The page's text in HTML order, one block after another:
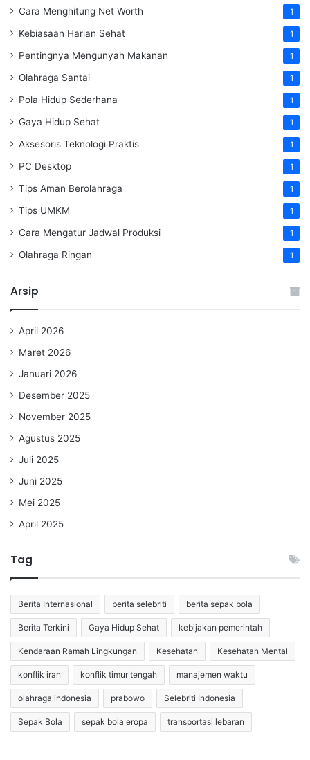
Cara Menghitung Net Worth 1
Kebiasaan Harian Sehat 1
Pentingnya Mengunyah Makanan 1
Olahraga Santai 1
Pola Hidup Sederhana 1
Gaya Hidup Sehat 1
Aksesoris Teknologi Praktis 1
PC Desktop 1
Tips Aman Berolahraga 1
Tips UMKM 1
Cara Mengatur Jadwal Produksi 1
Olahraga Ringan 1
Arsip
April 2026
Maret 2026
Januari 2026
Desember 2025
November 2025
Agustus 2025
Juli 2025
Juni 2025
Mei 2025
April 2025
Tag
Berita Internasional berita selebriti berita sepak bola
Berita Terkini Gaya Hidup Sehat kebijakan pemerintah
Kendaraan Ramah Lingkungan Kesehatan Kesehatan Mental
konflik iran konflik timur tengah manajemen waktu
olahraga indonesia prabowo Selebriti Indonesia
Sepak Bola sepak bola eropa transportasi lebaran